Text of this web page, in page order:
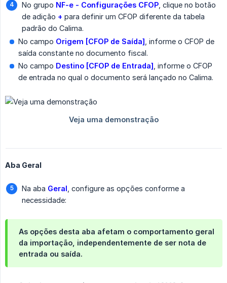
No grupo NF-e - Configurações CFOP , clique no botão
de adição + para definir um CFOP diferente da tabela
padrão do Calima.
No campo Origem [CFOP de Saída] , informe o CFOP de
saída constante no documento fiscal.
No campo Destino [CFOP de Entrada] , informe o CFOP
de entrada no qual o documento será lançado no Calima.
Aba Geral
Na aba Geral , configure as opções conforme a
necessidade:
As opções desta aba afetam o comportamento geral
da importação, independentemente de ser nota de
entrada ou saída.